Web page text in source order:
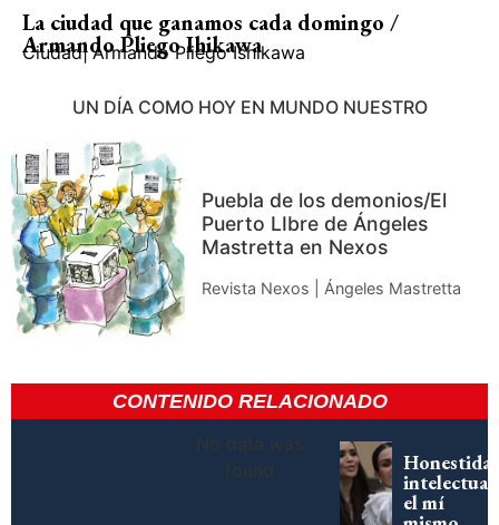
La ciudad que ganamos cada domingo /
Armando Pliego Ihikawa
Ciudad| Armando Pliego Ishikawa
UN DÍA COMO HOY EN MUNDO NUESTRO
Puebla de los demonios/El
Puerto LIbre de Ángeles
Mastretta en Nexos
Revista Nexos | Ángeles Mastretta
CONTENIDO RELACIONADO
No data was
found
intelectual:
el mí